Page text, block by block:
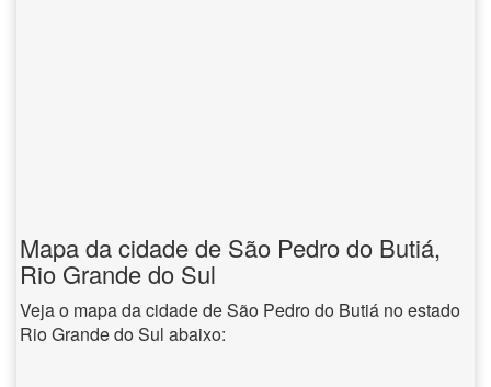
Mapa da cidade de São Pedro do Butiá,
Rio Grande do Sul
Veja o mapa da cidade de São Pedro do Butiá no estado
Rio Grande do Sul abaixo: